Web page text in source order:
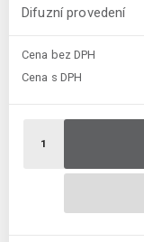
Difuzní provedení
Cena bez DPH
Cena s DPH